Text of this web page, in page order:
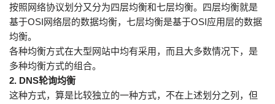
按照网络协议划分又分为四层均衡和七层均衡。四层均衡就是
基于OSI网络层的数据均衡，七层均衡是基于OSI应用层的数据
均衡。
各种均衡方式在大型网站中均有采用，而且大多数情况下，是
多种均衡方式的组合。
2. DNS轮询均衡
这种方式，算是比较独立的一种方式，不在上述划分之列，但